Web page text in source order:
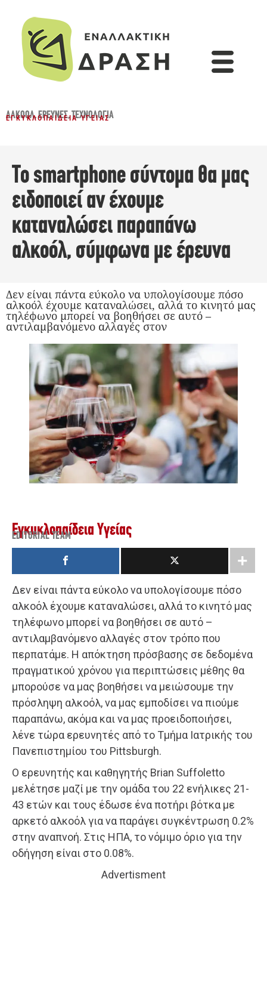
ΑΛΚΟΌΛ,ΈΡΕΥΝΕΣ,ΤΕΧΝΟΛΟΓΊΑ
ΕΓΚΥΚΛΟΠΑΊΔΕΙΑ ΥΓΕΊΑΣ
To smartphone σύντομα θα μας
ειδοποιεί αν έχουμε
καταναλώσει παραπάνω
αλκοόλ, σύμφωνα με έρευνα
Δεν είναι πάντα εύκολο να υπολογίσουμε πόσο
αλκοόλ έχουμε καταναλώσει, αλλά το κινητό μας
τηλέφωνο μπορεί να βοηθήσει σε αυτό –
αντιλαμβανόμενο αλλαγές στον
Εγκυκλοπαίδεια Υγείας
EDITORIAL TEAM
Δεν είναι πάντα εύκολο να υπολογίσουμε πόσο
αλκοόλ έχουμε καταναλώσει, αλλά το κινητό μας
τηλέφωνο μπορεί να βοηθήσει σε αυτό –
αντιλαμβανόμενο αλλαγές στον τρόπο που
περπατάμε. Η απόκτηση πρόσβασης σε δεδομένα
πραγματικού χρόνου για περιπτώσεις μέθης θα
μπορούσε να μας βοηθήσει να μειώσουμε την
πρόσληψη αλκοόλ, να μας εμποδίσει να πιούμε
παραπάνω, ακόμα και να μας προειδοποιήσει,
λένε τώρα ερευνητές από το Τμήμα Ιατρικής του
Πανεπιστημίου του Pittsburgh.
Ο ερευνητής και καθηγητής Brian Suffoletto
μελέτησε μαζί με την ομάδα του 22 ενήλικες 21-
43 ετών και τους έδωσε ένα ποτήρι βότκα με
αρκετό αλκοόλ για να παράγει συγκέντρωση 0.2%
στην αναπνοή. Στις ΗΠΑ, το νόμιμο όριο για την
οδήγηση είναι στο 0.08%.
Advertisment